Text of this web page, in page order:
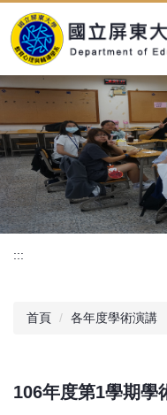
到
主
內
容
區
:::
首頁 各年度學術演講
106年度第1學期學